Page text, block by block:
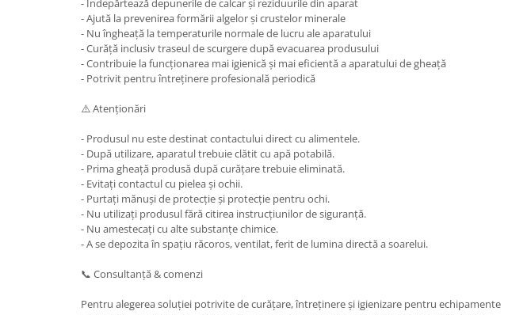
- Îndepărtează depunerile de calcar și reziduurile din aparat
- Ajută la prevenirea formării algelor și crustelor minerale
- Nu îngheață la temperaturile normale de lucru ale aparatului
- Curăță inclusiv traseul de scurgere după evacuarea produsului
- Contribuie la funcționarea mai igienică și mai eficientă a aparatului de gheață
- Potrivit pentru întreținere profesională periodică
⚠️ Atenționări
- Produsul nu este destinat contactului direct cu alimentele.
- După utilizare, aparatul trebuie clătit cu apă potabilă.
- Prima gheață produsă după curățare trebuie eliminată.
- Evitați contactul cu pielea și ochii.
- Purtați mănuși de protecție și protecție pentru ochi.
- Nu utilizați produsul fără citirea instrucțiunilor de siguranță.
- Nu amestecați cu alte substanțe chimice.
- A se depozita în spațiu răcoros, ventilat, ferit de lumina directă a soarelui.
📞 Consultanță & comenzi
Pentru alegerea soluției potrivite de curățare, întreținere și igienizare pentru echipamente